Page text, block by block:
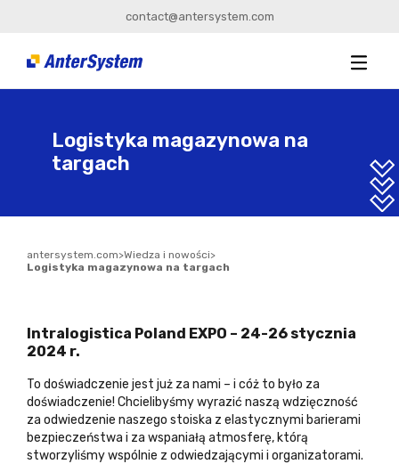
contact@antersystem.com
Logistyka magazynowa na
targach
antersystem.com>Wiedza i nowości>
Logistyka magazynowa na targach
Intralogistica Poland EXPO – 24-26 stycznia
2024 r.
To doświadczenie jest już za nami – i cóż to było za
doświadczenie! Chcielibyśmy wyrazić naszą wdzięczność
za odwiedzenie naszego stoiska z elastycznymi barierami
bezpieczeństwa i za wspaniałą atmosferę, którą
stworzyliśmy wspólnie z odwiedzającymi i organizatorami.